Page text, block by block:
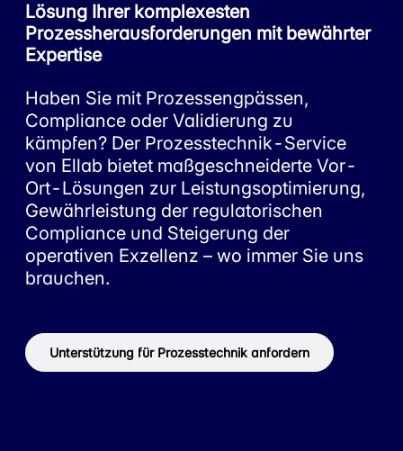
Lösung Ihrer komplexesten
Prozessherausforderungen mit bewährter
Expertise
Haben Sie mit Prozessengpässen,
Compliance oder Validierung zu
kämpfen? Der Prozesstechnik-Service
von Ellab bietet maßgeschneiderte Vor-
Ort-Lösungen zur Leistungsoptimierung,
Gewährleistung der regulatorischen
Compliance und Steigerung der
operativen Exzellenz – wo immer Sie uns
brauchen.
Unterstützung für Prozesstechnik anfordern